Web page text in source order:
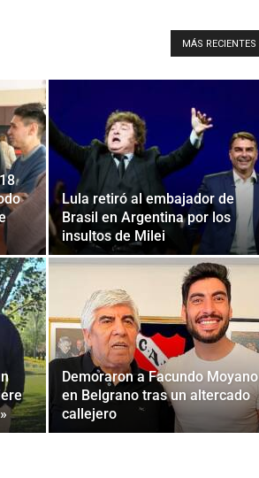
MÁS RECIENTES
Lula retiró al embajador de
Brasil en Argentina por los
insultos de Milei
Demoraron a Facundo Moyano
en Belgrano tras un altercado
callejero